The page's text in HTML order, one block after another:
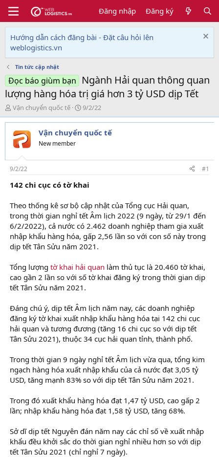
Đăng nhập Đăng ký
Hướng dẫn cách đăng bài - Đặt câu hỏi lên
weblogistics.vn
Tin tức cập nhật
Đọc báo giùm bạn
Ngành Hải quan thông quan
lượng hàng hóa trị giá hơn 3 tỷ USD dịp Tết
T
h
r
e
a
d
s
t
a
r
e
r
Vận chuyển quốc tế
N
g
à
y
i
9/2/22
Vận chuyển quốc tế
New member
9/2/22 #1
142 chi cục có tờ khai
Theo thống kê sơ bộ cập nhật của Tổng cục Hải quan,
trong thời gian nghỉ tết Âm lịch 2022 (9 ngày, từ 29/1 đến
6/2/2022), cả nước có 2.462 doanh nghiệp tham gia xuất
nhập khẩu hàng hóa, gấp 2,56 lần so với con số này trong
dịp tết Tân Sửu năm 2021.
Tổng lượng tờ khai hải quan làm thủ tục là 20.460 tờ khai,
cao gần 2 lần so với số tờ khai đăng ký trong thời gian dịp
tết Tân Sửu năm 2021.
Đáng chú ý, dịp tết Âm lịch năm nay, các doanh nghiệp
đăng ký tờ khai xuất nhập khẩu hàng hóa tại 142 chi cục
hải quan và tương đương (tăng 16 chi cục so với dịp tết
Tân Sửu 2021), thuộc 34 cục hải quan tỉnh, thành phố.
Trong thời gian 9 ngày nghỉ tết Âm lịch vừa qua, tổng kim
ngạch hàng hóa xuất nhập khẩu của cả nước đạt 3,05 tỷ
USD, tăng mạnh 83% so với dịp tết Tân Sửu năm 2021.
Trong đó xuất khẩu hàng hóa đạt 1,47 tỷ USD, cao gấp 2
lần; nhập khẩu hàng hóa đạt 1,58 tỷ USD, tăng 68%.
Sở dĩ dịp tết Nguyên đán năm nay các chỉ số về xuất nhập
khẩu đều khởi sắc do thời gian nghỉ nhiều hơn so với dịp
tết Tân Sửu 2021 (chỉ nghỉ 7 ngày).